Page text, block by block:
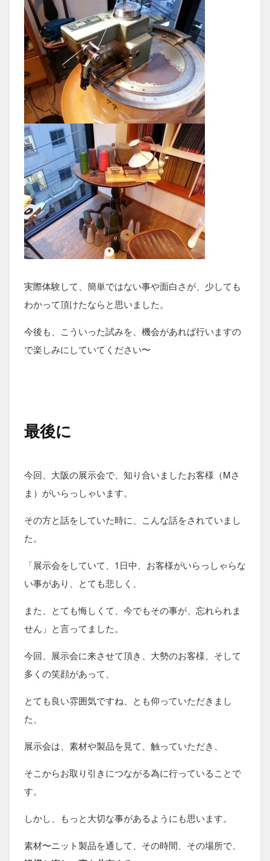
実際体験して、簡単ではない事や面白さが、少しても
わかって頂けたならと思いました。
今後も、こういった試みを、機会があれば行いますの
で楽しみにしていてください〜
最後に
今回、大阪の展示会で、知り合いましたお客様（Mさ
ま）がいらっしゃいます。
その方と話をしていた時に、こんな話をされていまし
た。
「展示会をしていて、1日中、お客様がいらっしゃらな
い事があり、とても悲しく、
また、とても悔しくて、今でもその事が、忘れられま
せん」と言ってました。
今回、展示会に来させて頂き、大勢のお客様、そして
多くの笑顔があって、
とても良い雰囲気ですね、とも仰っていただきまし
た、
展示会は、素材や製品を見て、触っていただき、
そこからお取り引きにつながる為に行っていることで
す。
しかし、もっと大切な事があるようにも思います。
素材〜ニット製品を通して、その時間、その場所で、